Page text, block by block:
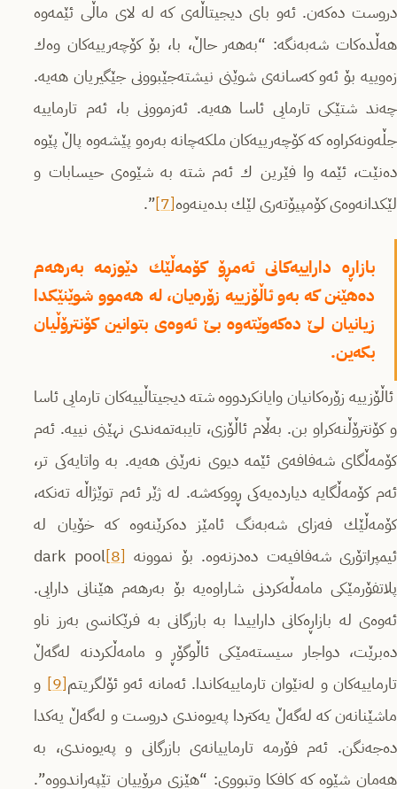
دروست ده‌كه‌ن. ئه‌و بای دیجیتاڵه‌ی كه‌ له‌ لای ماڵی ئێمه‌وه‌
هه‌ڵده‌كات شه‌به‌نگه‌: “به‌هه‌ر حاڵ، با، بۆ كۆچه‌رییه‌كان وه‌ك
زه‌وییه‌ بۆ ئه‌و كه‌سانه‌ی شوێنی نیشته‌جێبوونی جێگیریان هه‌یه‌.
چه‌ند شتێكی تارمایی ئاسا هه‌یه‌. ئه‌زموونی با، ئه‌م تارماییه‌
جڵه‌ونه‌كراوه‌ كه‌ كۆچه‌رییه‌كان‌ ملكه‌چانه‌ به‌ره‌و پێشه‌وه‌ پاڵ پێوه‌
ده‌نێت، ئێمه‌ وا فێرین ك ئه‌م شته‌ به‌ شێوه‌ی حیسابات و
لێكدانه‌وه‌ی كۆمپیۆته‌ری لێك بده‌ینه‌وه[7]
‌”.
بازاڕه‌ داراییه‌كانی ئه‌مڕۆ كۆمه‌ڵێك دێوزمه‌ به‌رهه‌م
ده‌هێنن كه‌ به‌و ئاڵۆزییه‌ زۆره‌یان، له‌ هه‌موو شوێنێكدا
زیانیان لێ ده‌كه‌وێته‌وه‌ بێ ئه‌وه‌ی بتوانین كۆنترۆڵیان
بكه‌ین.
ئاڵۆزییه‌ زۆره‌كانیان وایانكردووه‌ شته‌ دیجیتاڵییه‌كان تارمایی ئاسا
و كۆنترۆڵنه‌كراو بن. به‌ڵام ئاڵۆزی، تایبه‌تمه‌ندی نهێنی نییه‌. ئه‌م
كۆمه‌ڵگای شه‌فافه‌ی ئێمه‌ دیوی نه‌رێنی هه‌یه‌. به‌ واتایه‌كی تر،
ئه‌م كۆمه‌ڵگایه‌ دیارده‌یه‌كی ڕووكه‌شه‌. له‌ ژێر ئه‌م توێژاڵه‌ ته‌نكه‌،
كۆمه‌ڵێك فه‌زای شه‌به‌نگ ئامێز ده‌كرێنه‌وه‌ كه‌ خۆیان له
ئیمپراتۆری شه‌فافیه‌ت ده‌دزنه‌وه‌. بۆ نموونه‌ [8]
dark pool
پلاتفۆرمێكی مامه‌ڵه‌كردنی شاراوه‌یه‌ بۆ به‌رهه‌م هێنانی دارایی.
ئه‌وه‌ی له‌ بازاڕه‌كانی داراییدا به‌ بازرگانی به‌ فرێكانسی به‌رز ناو
ده‌برێت، دواجار سیسته‌مێكی ئاڵوگۆڕ و مامه‌ڵكردنه‌ له‌گه‌ڵ
تارماییه‌كان و له‌نێوان تارماییه‌كاندا. ئه‌مانه‌ ئه‌و ئۆلگریتم[9]
و
ماشێنانه‌ن كه‌ له‌گه‌ڵ یه‌كتردا په‌یوه‌ندی دروست و له‌گه‌ڵ یه‌كدا
ده‌جه‌نگن. ئه‌م فۆرمه‌ تارماییانه‌ی بازرگانی و په‌یوه‌ندی، به‌
هه‌مان شێوه‌ كه‌ كافكا وتبووی: “هێزی مرۆییان تێپه‌ڕاندووه‌”.